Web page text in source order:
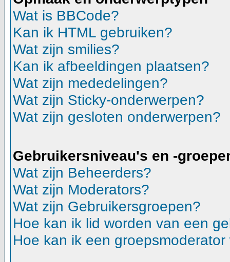
Wat is BBCode?
Kan ik HTML gebruiken?
Wat zijn smilies?
Kan ik afbeeldingen plaatsen?
Wat zijn mededelingen?
Wat zijn Sticky-onderwerpen?
Wat zijn gesloten onderwerpen?
Gebruikersniveau's en -
Wat zijn Beheerders?
Wat zijn Moderators?
Wat zijn Gebruikersgroepen?
Hoe kan ik lid worden van een
Hoe kan ik een groepsmoderator